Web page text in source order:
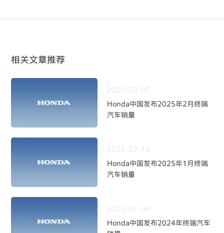
相关文章推荐
2025-03-07
Honda中国发布2025年2月终端
汽车销量
2025-02-10
Honda中国发布2025年1月终端
汽车销量
2025-01-09
Honda中国发布2024年终端汽车